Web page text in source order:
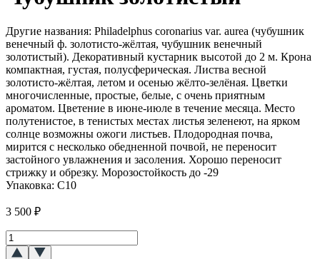
Другие названия: Philadelphus coronarius var. aurea (чубушник
венечный ф. золотисто-жёлтая, чубушник венечный
золотистый). Декоративный кустарник высотой до 2 м. Крона
компактная, густая, полусферическая. Листва весной
золотисто-жёлтая, летом и осенью жёлто-зелёная. Цветки
многочисленные, простые, белые, с очень приятным
ароматом. Цветение в июне-июле в течение месяца. Место
полутенистое, в тенистых местах листья зеленеют, на ярком
солнце возможны ожоги листьев. Плодородная почва,
мирится с несколько обедненной почвой, не переносит
застойного увлажнения и засоления. Хорошо переносит
стрижку и обрезку. Морозостойкость до -29
Упаковка: C10
3 500 ₽
Количество
товара